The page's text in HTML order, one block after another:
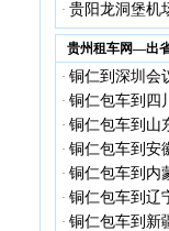
· 贵阳龙洞堡机
贵州租车网—出
· 铜仁到深圳会
· 铜仁包车到四
· 铜仁包车到山
· 铜仁包车到安
· 铜仁包车到内
· 铜仁包车到辽
· 铜仁包车到新